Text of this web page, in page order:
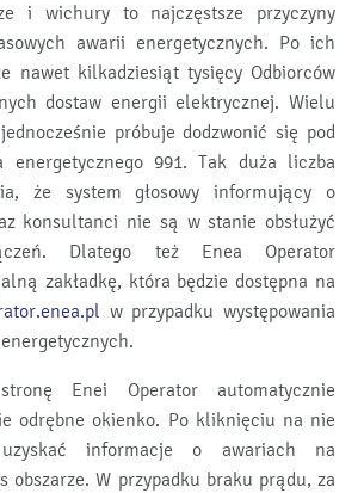
i wichury to najczęstsze przyczyny
awarii energetycznych. Po ich
nawet kilkadziesiąt tysięcy Odbiorców
dostaw energii elektrycznej. Wielu
próbuje dodzwonić się pod
energetycznego 991. Tak duża liczba
że system głosowy informujący o
konsultanci nie są w stanie obsłużyć
Dlatego też Enea Operator
zakładkę, która będzie dostępna na
w przypadku występowania
Enei Operator automatycznie
odrębne okienko. Po kliknięciu na nie
informacje o awariach na
obszarze. W przypadku braku prądu, za